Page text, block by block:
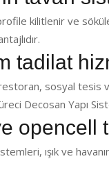
kilitlenir ve
tadilat
sosyal tesis
Decosan Yapı
opencell
ışık ve